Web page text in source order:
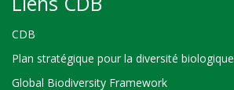
CDB
Plan stratégique pour la diversité biologique
Global Biodiversity Framework